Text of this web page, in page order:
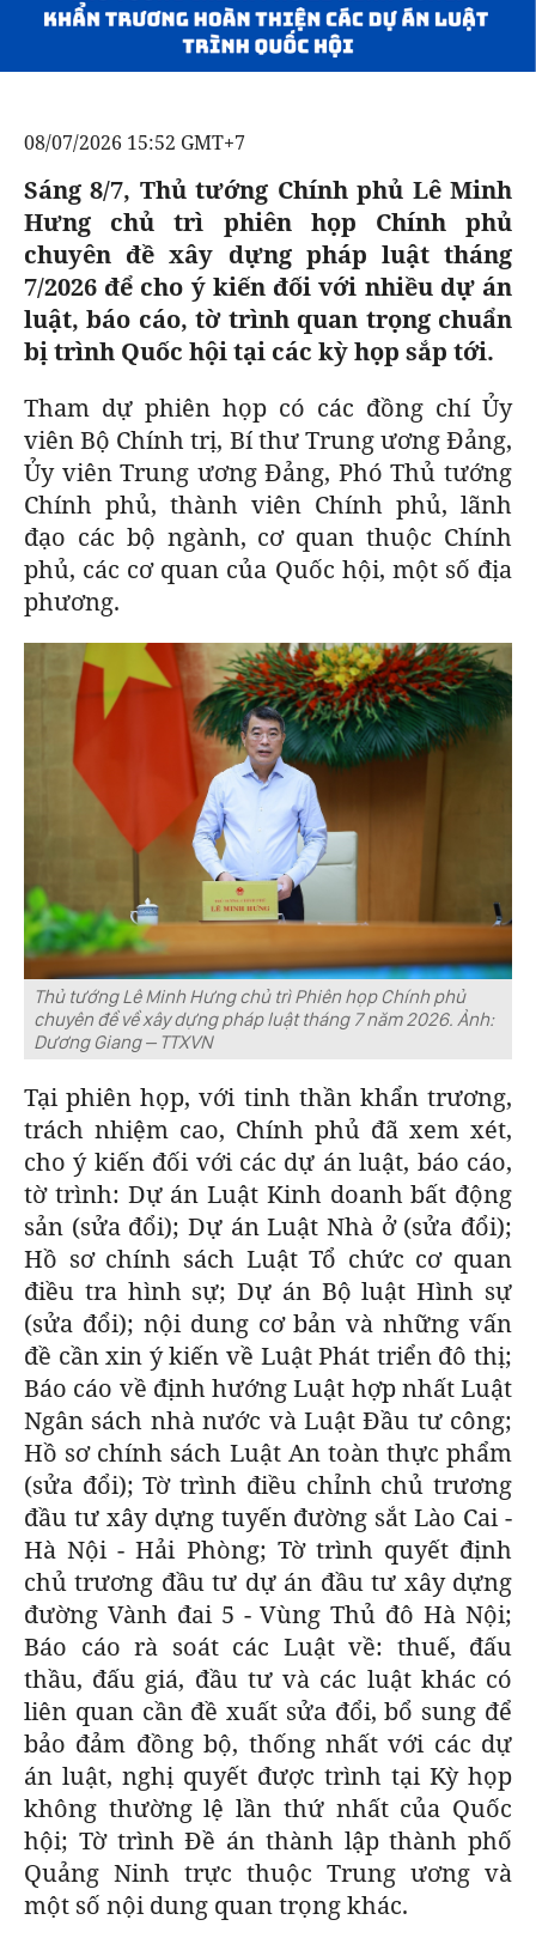
GOLF
CÁC CÚP CHÂU ÂU
GIẢI TRÍ
CÔNG NGHIỆP VĂN HÓA
VĂN HÓA SỐNG KHỎE
X-QUANG TIN ĐỒN
VIẾT LẠI ƯỚC MƠ
ÂM NHẠC
KBIZ
TIN TỨC
ĐIỂM ĐẾN
ẢNH
TƯ VẤN
THẾ GIỚI SAO
HIGHTECH
TIÊU ĐIỂM - SPOTLIGHT
BẠN CẦN BIẾT
INFOGRAPHIC
E-MAGAZINE
ẢNH
BÁO GIẤY
TRA CỨU PHƯỜNG XÃ
CỐNG HIẾN
BÙI XUÂN PHÁI
LIÊN HỆ QUẢNG CÁO
Hotline: 0981.119.189
Điện thoại: 024.38254756
MẠNG XÃ HỘI
08/07/2026 15:52 GMT+7
Sáng 8/7, Thủ tướng Chính phủ Lê Minh
Hưng chủ trì phiên họp Chính phủ
chuyên đề xây dựng pháp luật tháng
7/2026 để cho ý kiến đối với nhiều dự án
luật, báo cáo, tờ trình quan trọng chuẩn
bị trình Quốc hội tại các kỳ họp sắp tới.
Tham dự phiên họp có các đồng chí Ủy
viên Bộ Chính trị, Bí thư Trung ương Đảng,
Ủy viên Trung ương Đảng, Phó Thủ tướng
Chính phủ, thành viên Chính phủ, lãnh
đạo các bộ ngành, cơ quan thuộc Chính
phủ, các cơ quan của Quốc hội, một số địa
phương.
Thủ tướng Lê Minh Hưng chủ trì Phiên họp Chính phủ
chuyên đề về xây dựng pháp luật tháng 7 năm 2026. Ảnh:
Dương Giang – TTXVN
Tại phiên họp, với tinh thần khẩn trương,
trách nhiệm cao, Chính phủ đã xem xét,
cho ý kiến đối với các dự án luật, báo cáo,
tờ trình: Dự án Luật Kinh doanh bất động
sản (sửa đổi); Dự án Luật Nhà ở (sửa đổi);
Hồ sơ chính sách Luật Tổ chức cơ quan
điều tra hình sự; Dự án Bộ luật Hình sự
(sửa đổi); nội dung cơ bản và những vấn
đề cần xin ý kiến về Luật Phát triển đô thị;
Báo cáo về định hướng Luật hợp nhất Luật
Ngân sách nhà nước và Luật Đầu tư công;
Hồ sơ chính sách Luật An toàn thực phẩm
(sửa đổi); Tờ trình điều chỉnh chủ trương
đầu tư xây dựng tuyến đường sắt Lào Cai -
Hà Nội - Hải Phòng; Tờ trình quyết định
chủ trương đầu tư dự án đầu tư xây dựng
đường Vành đai 5 - Vùng Thủ đô Hà Nội;
Báo cáo rà soát các Luật về: thuế, đấu
thầu, đấu giá, đầu tư và các luật khác có
liên quan cần đề xuất sửa đổi, bổ sung để
bảo đảm đồng bộ, thống nhất với các dự
án luật, nghị quyết được trình tại Kỳ họp
không thường lệ lần thứ nhất của Quốc
hội; Tờ trình Đề án thành lập thành phố
Quảng Ninh trực thuộc Trung ương và
một số nội dung quan trọng khác.